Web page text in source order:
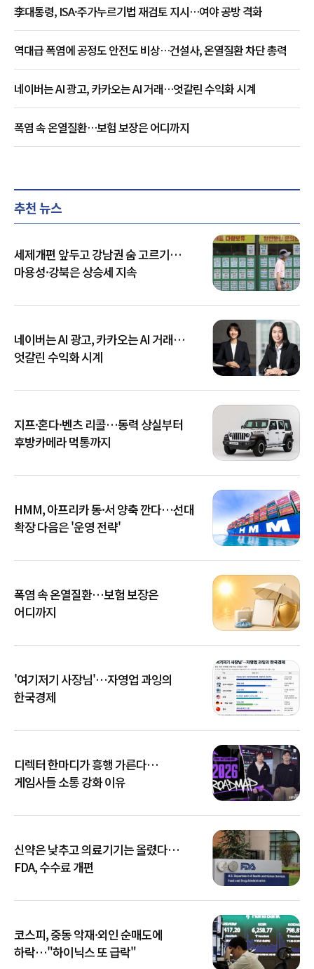
李대통령, ISA·주가누르기법 재검토 지시…여야 공방 격화
역대급 폭염에 공정도 안전도 비상…건설사, 온열질환 차단 총력
네이버는 AI 광고, 카카오는 AI 거래…엇갈린 수익화 시계
폭염 속 온열질환…보험 보장은 어디까지
추천 뉴스
세제개편 앞두고 강남권 숨 고르기…
마용성·강북은 상승세 지속
네이버는 AI 광고, 카카오는 AI 거래…
엇갈린 수익화 시계
지프·혼다·벤츠 리콜…동력 상실부터
후방카메라 먹통까지
HMM, 아프리카 동·서 양축 깐다…선대
확장 다음은 '운영 전략'
폭염 속 온열질환…보험 보장은
어디까지
'여기저기 사장님'…자영업 과잉의
한국경제
디렉터 한마디가 흥행 가른다…
게임사들 소통 강화 이유
신약은 낮추고 의료기기는 올렸다…
FDA, 수수료 개편
코스피, 중동 악재·외인 순매도에
하락…"하이닉스 또 급락"